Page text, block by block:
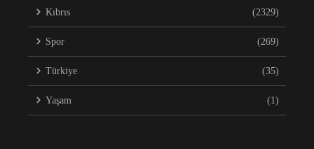
Kıbrıs (2329)
Spor (269)
Türkiye (35)
Yaşam (1)